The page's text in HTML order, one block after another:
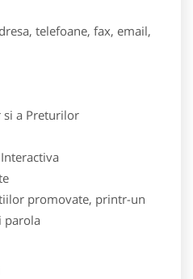
telefoane, fax, email,
si a Preturilor
promovate, printr-un
parola